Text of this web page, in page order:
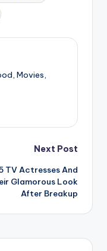
Movies,
Next Post
TV Actresses And
Glamorous Look
After Breakup